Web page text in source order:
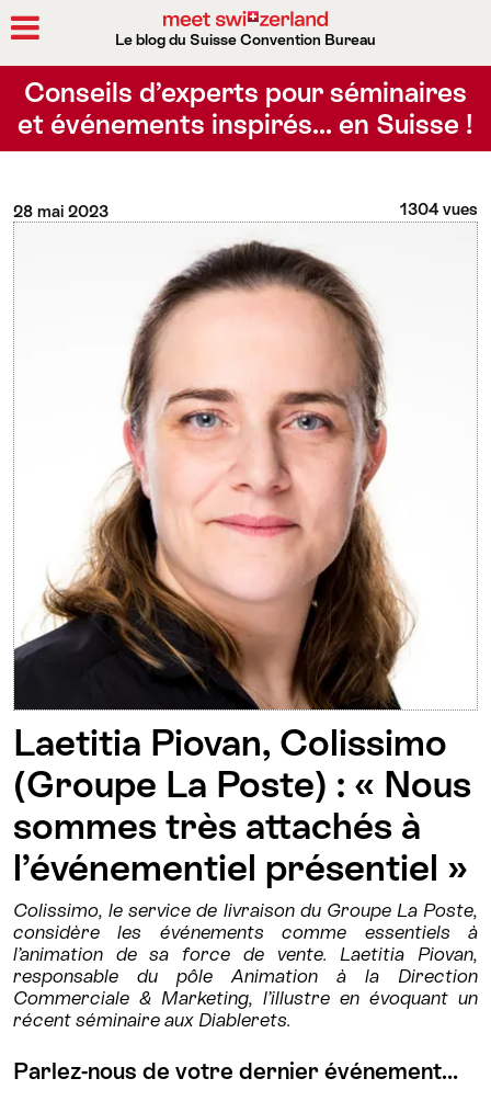
Le blog du Suisse Convention Bureau
Conseils d’experts pour séminaires
et événements inspirés… en Suisse !
28 mai 2023 1304 vues
Laetitia Piovan, Colissimo
(Groupe La Poste) : « Nous
sommes très attachés à
l’événementiel présentiel »
Colissimo, le service de livraison du Groupe La Poste,
considère les événements comme essentiels à
l’animation de sa force de vente. Laetitia Piovan,
responsable du pôle Animation à la Direction
Commerciale & Marketing, l’illustre en évoquant un
récent séminaire aux Diablerets.
Parlez-nous de votre dernier événement…